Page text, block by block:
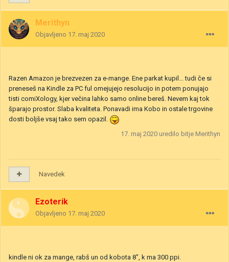
Merithyn
Objavljeno 17. maj 2020
Razen Amazon je brezvezen za e-mange. Ene parkat kupil... tudi če si
preneseš na Kindle za PC ful omejujejo resolucijo in potem ponujajo
tisti comiXology, kjer večina lahko samo online bereš. Nevem kaj tok
šparajo prostor. Slaba kvaliteta. Ponavadi ima Kobo in ostale trgovine
dosti boljše vsaj tako sem opazil.
17. maj 2020 uredilo bitje Merithyn
Navedek
Ezoterik
Objavljeno 17. maj 2020
kindle ni ok za mange, rabš un od kobota 8", k ma 300 ppi.